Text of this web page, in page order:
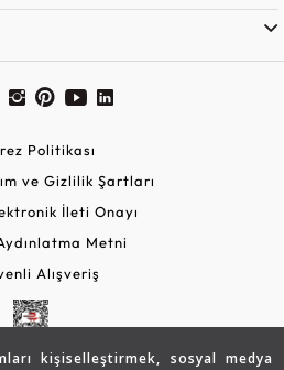
kişiselleştirmek, sosyal medya
Politikası
ve Gizlilik Şartları
İleti Onayı
Metni
Alışveriş